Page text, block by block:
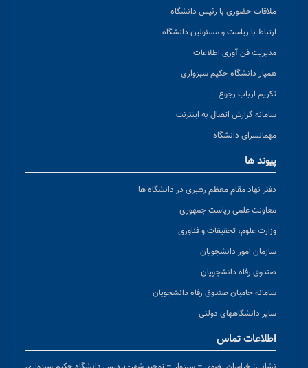
ملاقات حضوری با رئیس دانشگاه
ارتباط با ریاست و مسئولین دانشگاه
مدیریت فن آوری اطلاعات
همیار دانشگاه حکیم سبزواری
تکریم ارباب رجوع
سامانه گزارش اتصال به اینترنت
مهمانسرای دانشگاه
پیوند ها
دفتر نهاد مقام معظم رهبری در دانشگاه ها
معاونت علمی ریاست جمهوری
وزارت علوم، تحقیقات و فناوری
سازمان امور دانشجویان
صندوق رفاه دانشجویان
سامانه حامیان صندوق رفاه دانشجویان
سایر دانشگاههای دولتی
اطلاعات تماس